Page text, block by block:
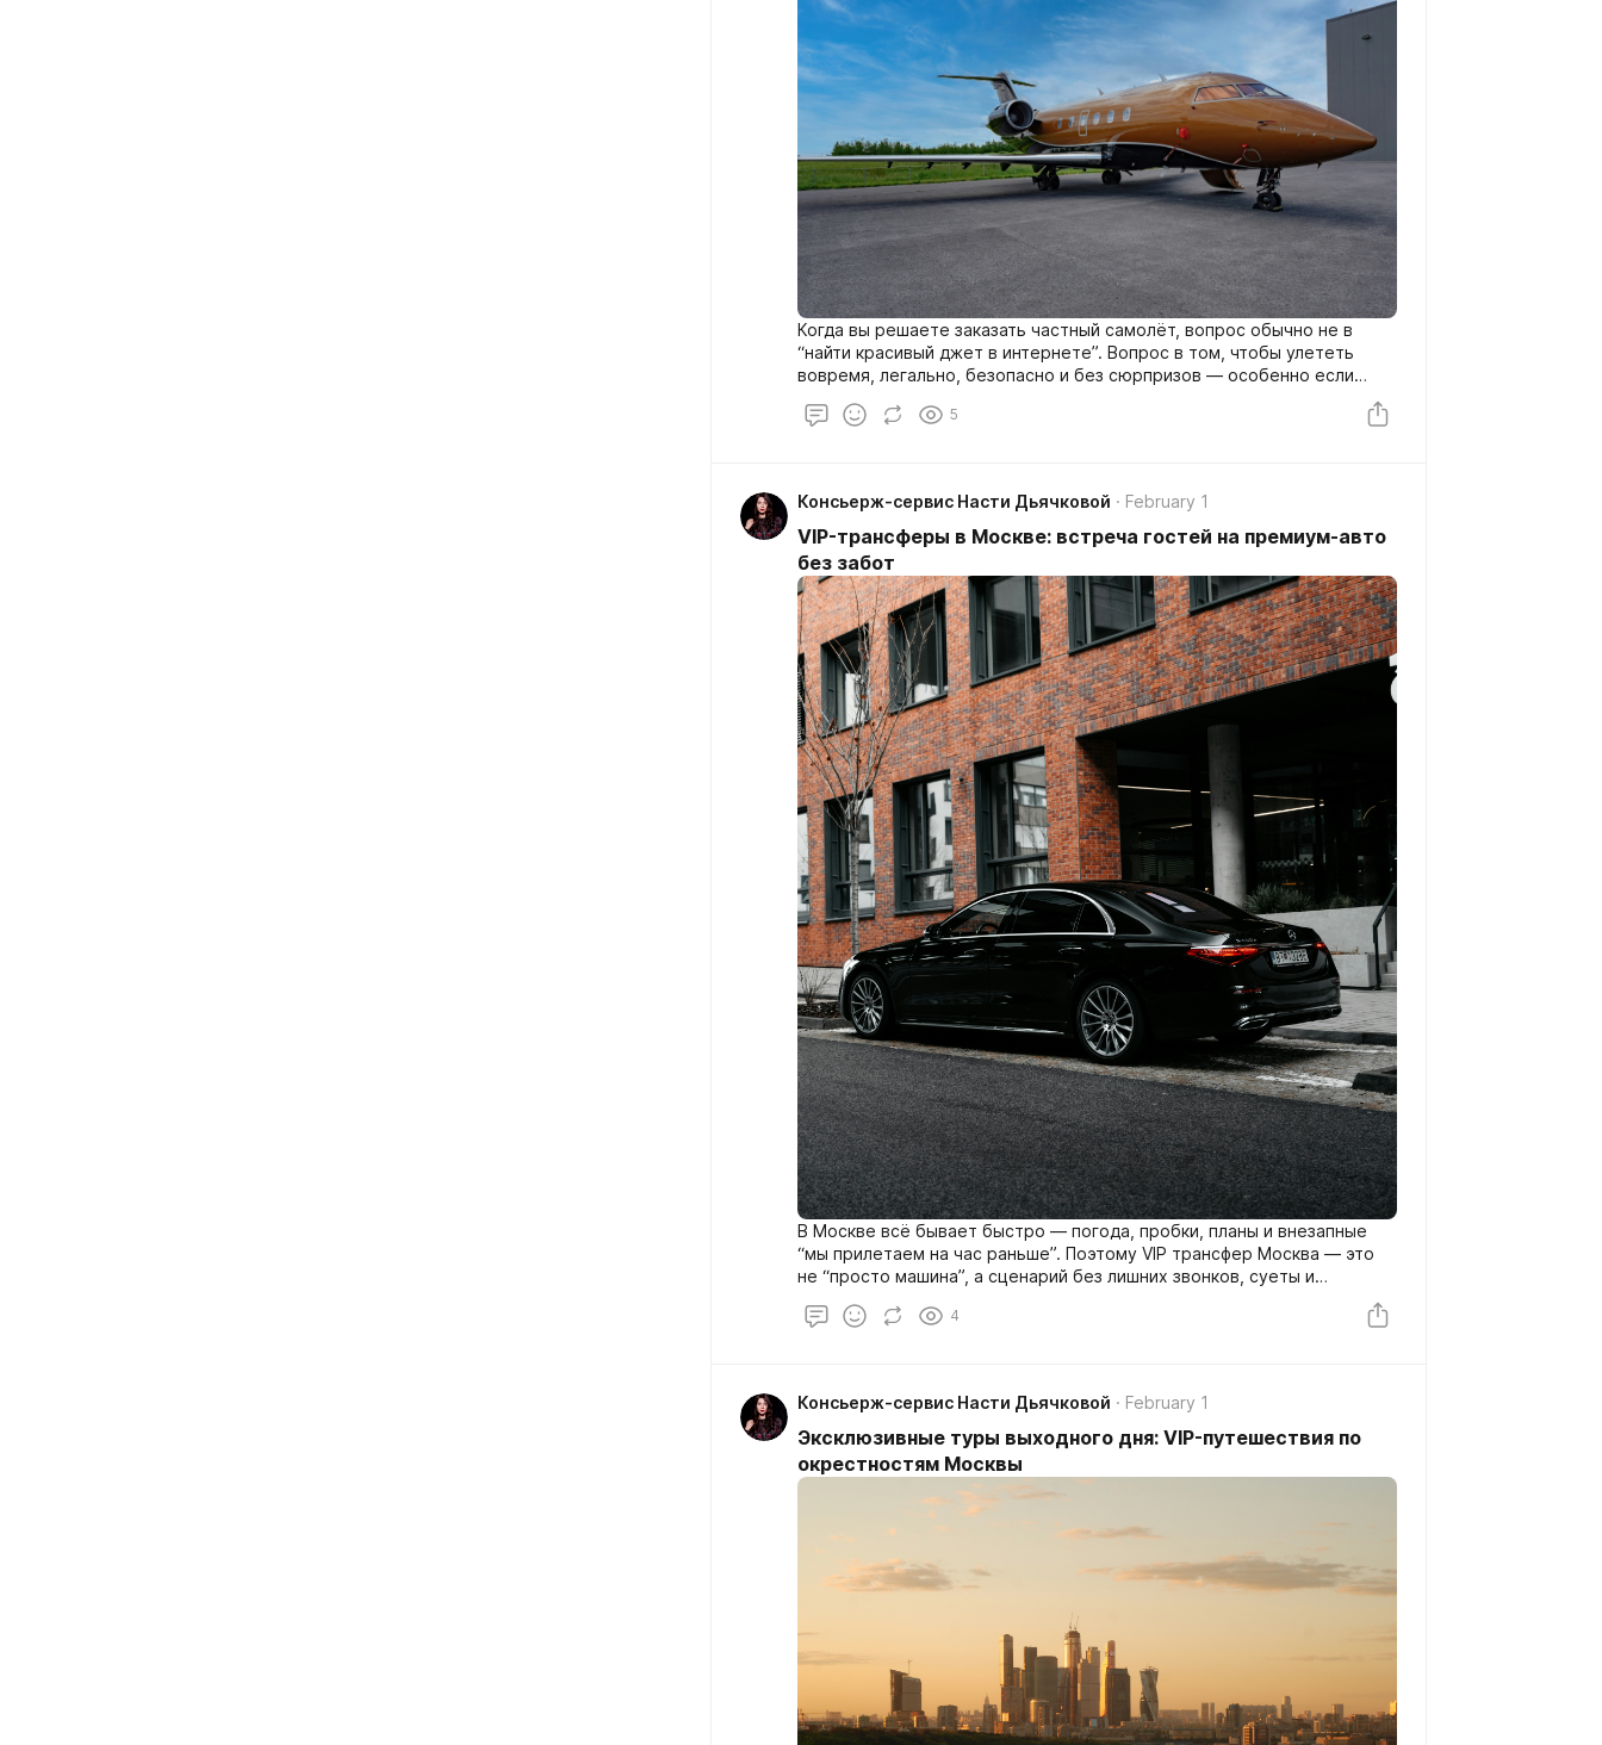
Когда вы решаете заказать частный самолёт, вопрос обычно не в
“найти красивый джет в интернете”. Вопрос в том, чтобы улететь
вовремя, легально, безопасно и без сюрпризов — особенно если
вылет из Москвы, пересадки, несколько пассажиров, багаж “не как у
людей” и график, который не любит слова “не успели”.
5
Консьерж-сервис Насти Дьячковой February 1
VIP-трансферы в Москве: встреча гостей на премиум-авто
без забот
В Москве всё бывает быстро — погода, пробки, планы и внезапные
“мы прилетаем на час раньше”. Поэтому VIP трансфер Москва — это
не “просто машина”, а сценарий без лишних звонков, суеты и
почему водитель уже десять минут стоит не там, где надо.
4
Консьерж-сервис Насти Дьячковой February 1
Эксклюзивные туры выходного дня: VIP-путешествия по
окрестностям Москвы